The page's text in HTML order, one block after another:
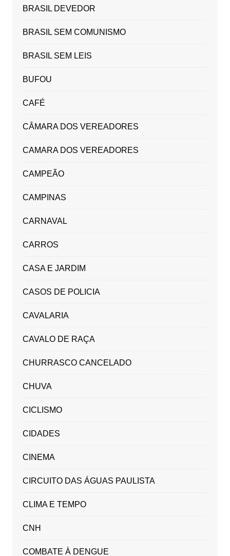
BRASIL DEVEDOR
BRASIL SEM COMUNISMO
BRASIL SEM LEIS
BUFOU
CAFÉ
CÂMARA DOS VEREADORES
CAMARA DOS VEREADORES
CAMPEÃO
CAMPINAS
CARNAVAL
CARROS
CASA E JARDIM
CASOS DE POLICIA
CAVALARIA
CAVALO DE RAÇA
CHURRASCO CANCELADO
CHUVA
CICLISMO
CIDADES
CINEMA
CIRCUITO DAS ÁGUAS PAULISTA
CLIMA E TEMPO
CNH
COMBATE À DENGUE